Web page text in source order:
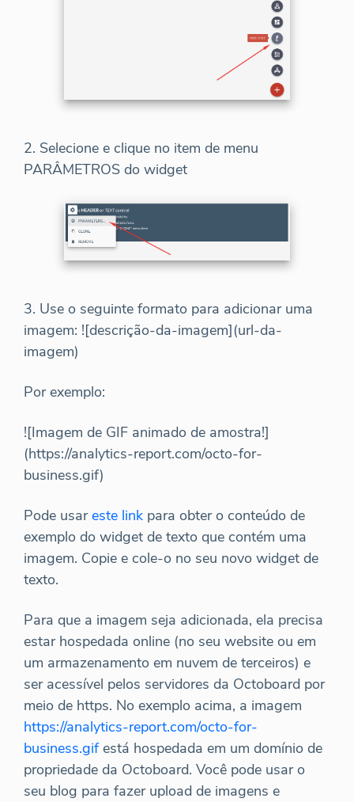
2. Selecione e clique no item de menu
PARÂMETROS do widget
3. Use o seguinte formato para adicionar uma
imagem: ![descrição-da-imagem](url-da-
imagem)
Por exemplo:
![Imagem de GIF animado de amostra!]
(https://analytics-report.com/octo-for-
business.gif)
Pode usareste link para obter o conteúdo de
exemplo do widget de texto que contém uma
imagem. Copie e cole-o no seu novo widget de
texto.
Para que a imagem seja adicionada, ela precisa
estar hospedada online (no seu website ou em
um armazenamento em nuvem de terceiros) e
ser acessível pelos servidores da Octoboard por
meio de https. No exemplo acima, a imagem
https://analytics-report.com/octo-for-
business.gifestá hospedada em um domínio de
propriedade da Octoboard. Você pode usar o
seu blog para fazer upload de imagens e